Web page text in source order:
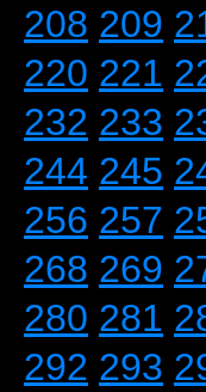
208 209
220 221
232 233
244 245
256 257
268 269
280 281
292 293